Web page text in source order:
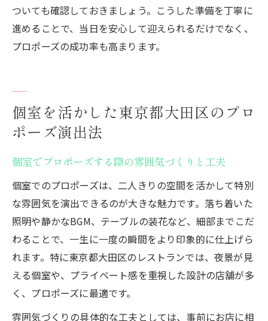
ついても確認しておきましょう。こうした準備を丁寧に
進めることで、当日を安心して迎えられるだけでなく、
プロポーズの成功率も高まります。
個室を活かした東京都大田区のプロ
ポーズ演出法
個室でプロポーズする際の雰囲気づくりと工夫
個室でのプロポーズは、二人きりの空間を活かして特別
な雰囲気を演出できるのが大きな魅力です。落ち着いた
照明や静かなBGM、テーブルの装花など、細部までこだ
わることで、一生に一度の瞬間をより印象的に仕上げら
れます。特に東京都大田区のレストランでは、夜景が見
える個室や、プライベート感を重視した設計の店舗が多
く、プロポーズに最適です。
雰囲気づくりの具体的な工夫としては、事前にお店に相